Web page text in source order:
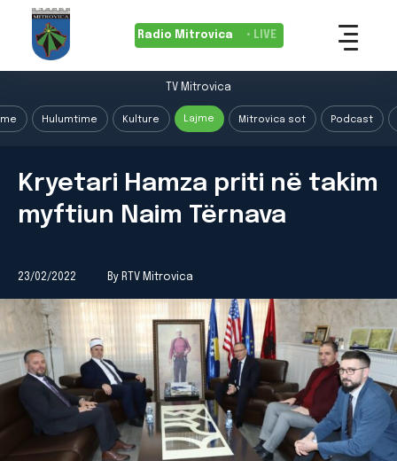
Radio Mitrovica • LIVE
TV Mitrovica
Hulumtime Kulture Lajme Mitrovica sot Podcast
Kryetari Hamza priti në takim
myftiun Naim Tërnava
23/02/2022 By RTV Mitrovica